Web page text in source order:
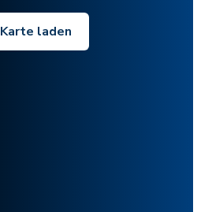
Karte laden